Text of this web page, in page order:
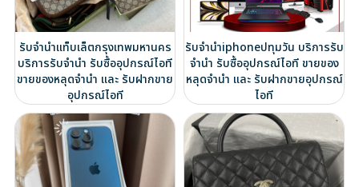
รับจำนำแท็บเล็ตกรุงเทพมหานคร
บริการรับจำนำ รับซื้ออุปกรณ์ไอที
ขายของหลุดจำนำ และ รับฝากขาย
อุปกรณ์ไอที
รับจำนำiphoneปทุมวัน บริการรับ
จำนำ รับซื้ออุปกรณ์ไอที ขายของ
หลุดจำนำ และ รับฝากขายอุปกรณ์
ไอที